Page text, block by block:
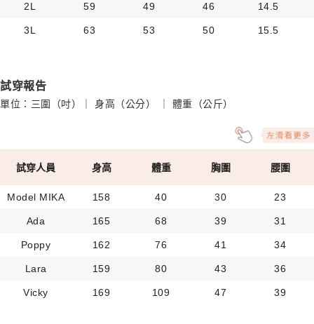
2L 59 49 46 14.5
3L 63 53 50 15.5
試穿報告
單位：三圍（吋）｜ 身高（公分） ｜ 體重（公斤）
試穿人員 身高 體重 胸圍 腰圍
Model MIKA 158 40 30 23
Ada 165 68 39 31
Poppy 162 76 41 34
Lara 159 80 43 36
Vicky 169 109 47 39